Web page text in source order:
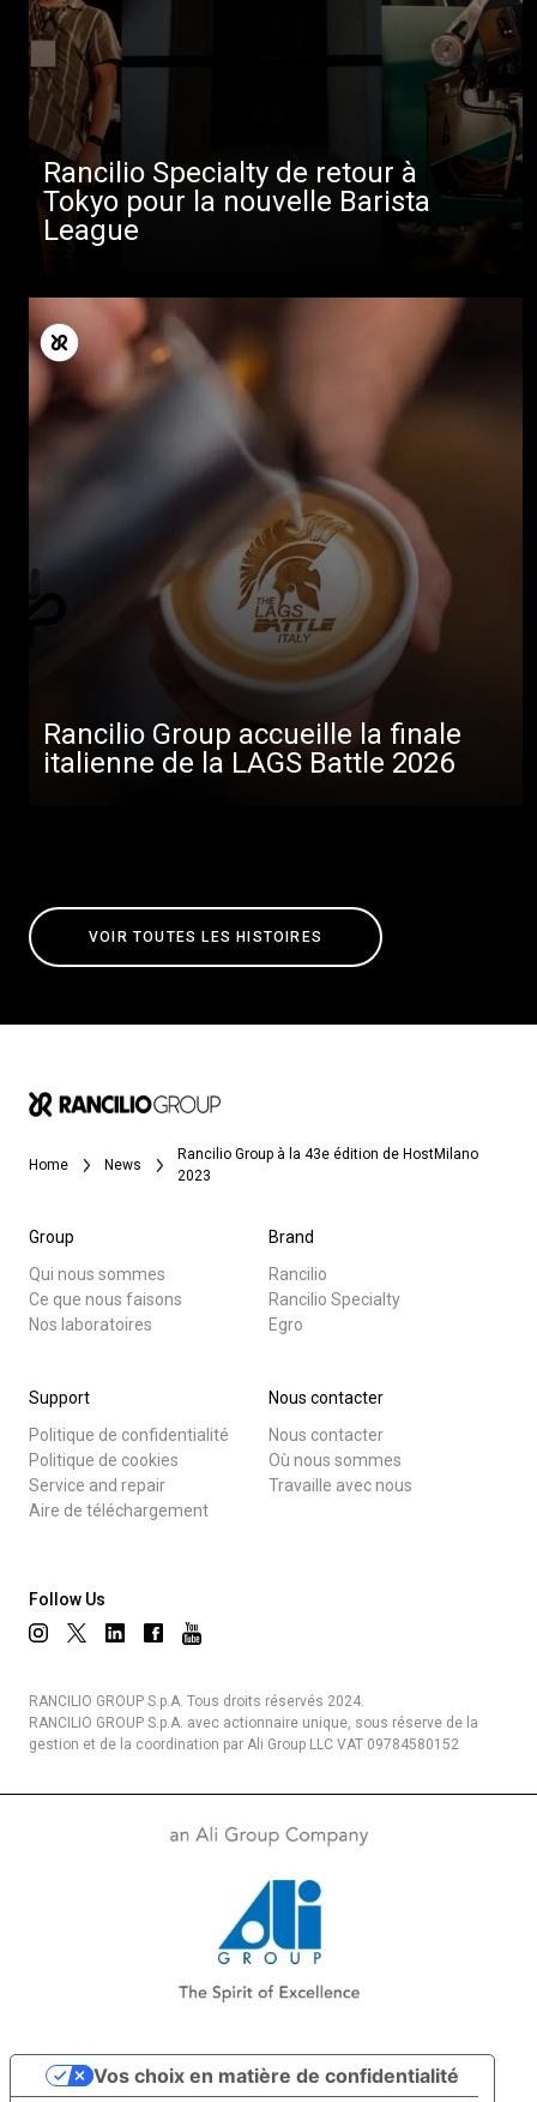
Rancilio Specialty de retour à
Tokyo pour la nouvelle Barista
League
Rancilio Group accueille la finale
italienne de la LAGS Battle 2026
VOIR TOUTES LES HISTOIRES
Home News
Rancilio Group à la 43e édition de HostMilano
2023
Group
Qui nous sommes
Ce que nous faisons
Nos laboratoires
Brand
Rancilio
Rancilio Specialty
Egro
Support
Politique de confidentialité
Politique de cookies
Service and repair
Aire de téléchargement
Nous contacter
Nous contacter
Où nous sommes
Travaille avec nous
Follow Us
RANCILIO GROUP S.p.A. Tous droits réservés 2024.
RANCILIO GROUP S.p.A. avec actionnaire unique, sous réserve de la
gestion et de la coordination par Ali Group LLC VAT 09784580152
Vos choix en matière de confidentialité